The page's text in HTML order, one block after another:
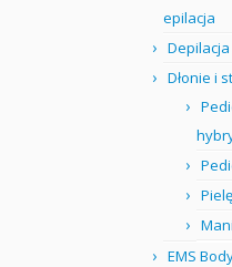
epilacja
Dłonie i
EMS